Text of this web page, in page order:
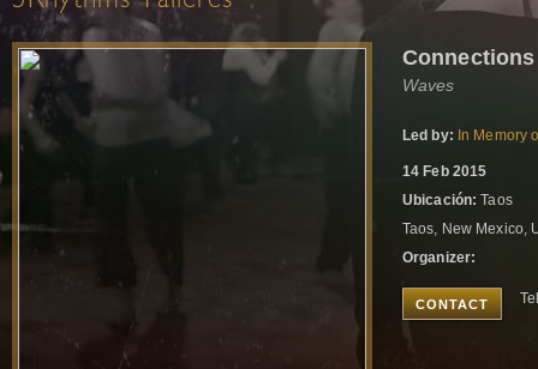
Connections
Waves
Led by: In Memory
14 Feb 2015
Ubicación: Taos
Taos, New Mexico,
Organizer:
CONTACT